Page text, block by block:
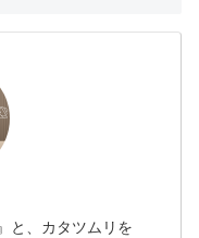
と、カタツムリを